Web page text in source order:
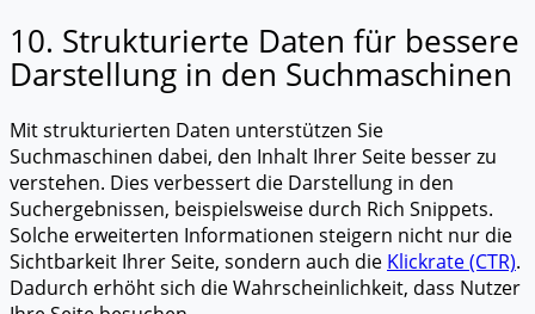
10. Strukturierte Daten für bessere
Darstellung in den Suchmaschinen
Mit strukturierten Daten unterstützen Sie
Suchmaschinen dabei, den Inhalt Ihrer Seite besser zu
verstehen. Dies verbessert die Darstellung in den
Suchergebnissen, beispielsweise durch Rich Snippets.
Solche erweiterten Informationen steigern nicht nur die
Sichtbarkeit Ihrer Seite, sondern auch die Klickrate (CTR).
Dadurch erhöht sich die Wahrscheinlichkeit, dass Nutzer